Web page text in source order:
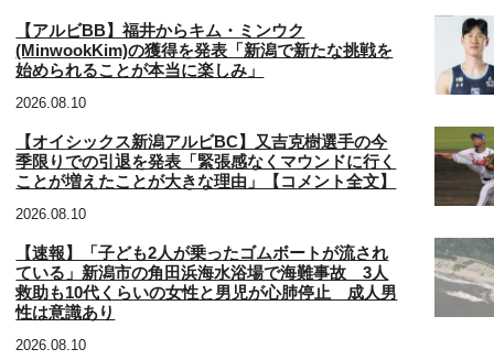
【アルビBB】福井からキム・ミンウク
(MinwookKim)の獲得を発表「新潟で新たな挑戦を
始められることが本当に楽しみ」
2026.08.10
【オイシックス新潟アルビBC】又吉克樹選手の今
季限りでの引退を発表「緊張感なくマウンドに行く
ことが増えたことが大きな理由」【コメント全文】
2026.08.10
【速報】「子ども2人が乗ったゴムボートが流され
ている」新潟市の角田浜海水浴場で海難事故 3人
救助も10代くらいの女性と男児が心肺停止 成人男
性は意識あり
2026.08.10